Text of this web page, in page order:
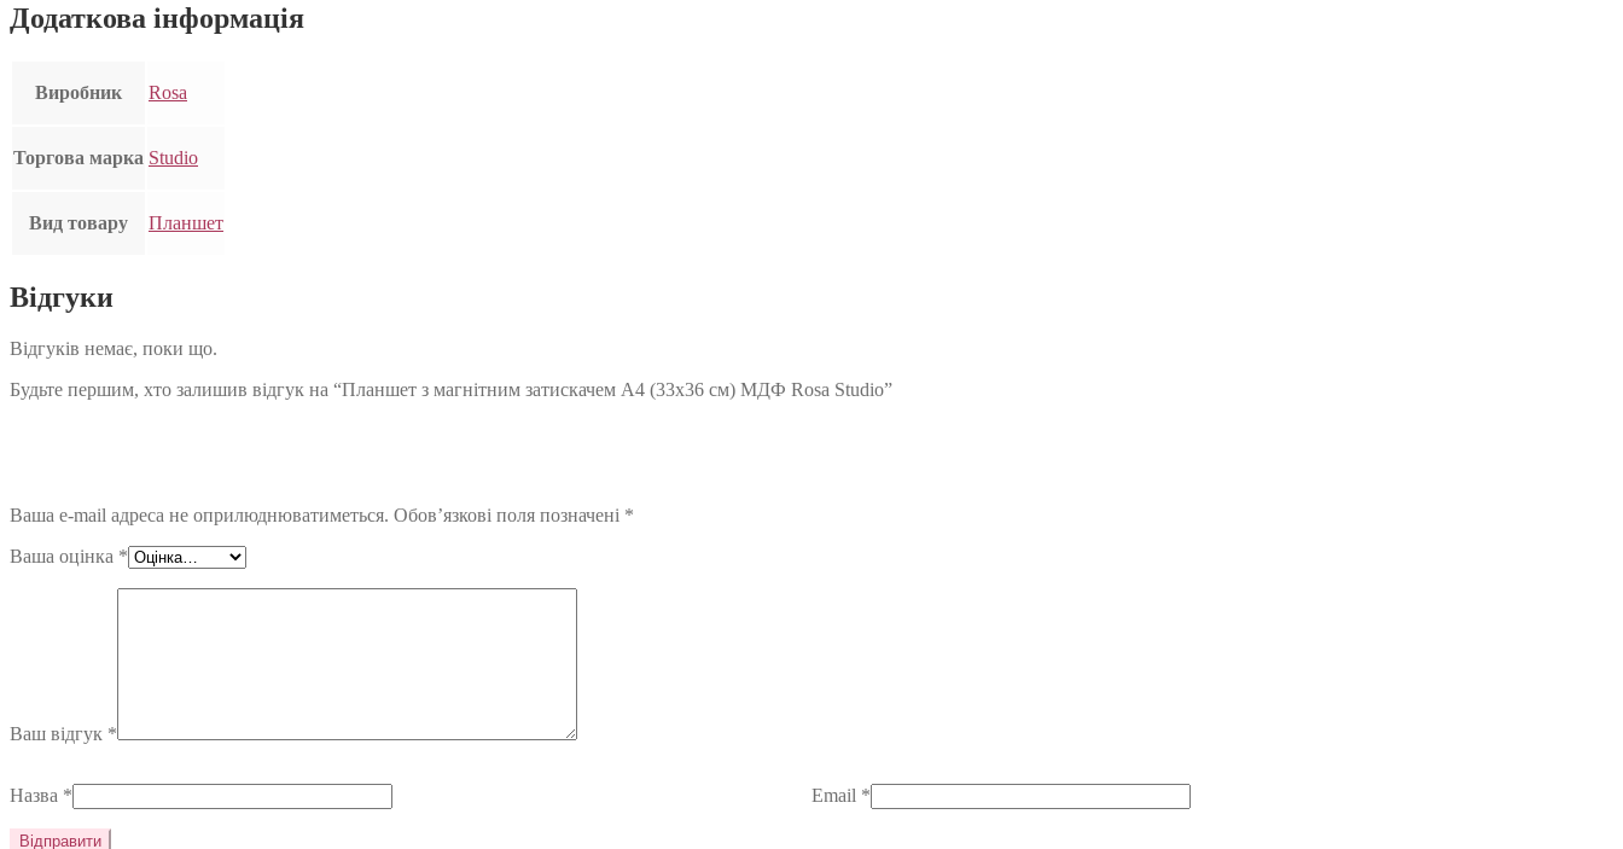
Додаткова інформація
Виробник Rosa
Торгова марка Studio
Вид товару Планшет
Відгуки
Відгуків немає, поки що.
Будьте першим, хто залишив відгук на “Планшет з магнітним затискачем А4 (33х36 см) МДФ Rosa Studio”
Ваша e-mail адреса не оприлюднюватиметься. Обов’язкові поля позначені *
Ваша оцінка *
Ваш відгук *
Назва * Email *